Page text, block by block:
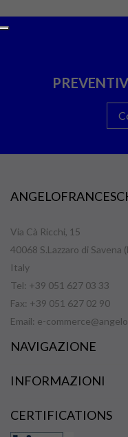
Via Cà Ricchi, 15
40068 S.Lazzaro di Savena
Italy
Tel: +39 051 627 03 33
Fax: +39 051 627 02 90
Email: e-
NAVIGAZIONE
INFORMAZIONI
CERTIFICATIONS